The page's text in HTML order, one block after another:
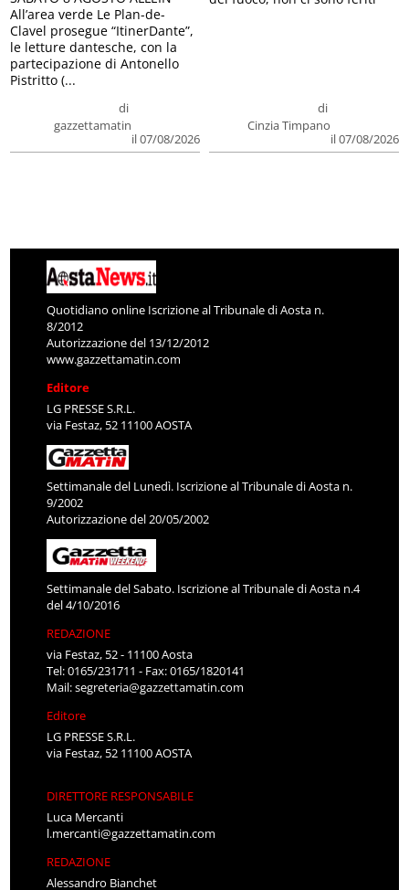
di
gazzettamatin
il 07/08/2026
All’area verde Le Plan-de-
Clavel prosegue “ItinerDante”,
le letture dantesche, con la
partecipazione di Antonello
Pistritto (...
di
Cinzia Timpano
il 07/08/2026
Quotidiano online Iscrizione al Tribunale di Aosta n.
8/2012
Autorizzazione del 13/12/2012
www.gazzettamatin.com
Editore
LG PRESSE S.R.L.
via Festaz, 52 11100 AOSTA
Settimanale del Lunedì. Iscrizione al Tribunale di Aosta n.
9/2002
Autorizzazione del 20/05/2002
Settimanale del Sabato. Iscrizione al Tribunale di Aosta n.4
del 4/10/2016
REDAZIONE
via Festaz, 52 - 11100 Aosta
Tel: 0165/231711 - Fax: 0165/1820141
Mail:segreteria@gazzettamatin.com
Editore
LG PRESSE S.R.L.
via Festaz, 52 11100 AOSTA
DIRETTORE RESPONSABILE
Luca Mercanti
l.mercanti@gazzettamatin.com
REDAZIONE
Alessandro Bianchet